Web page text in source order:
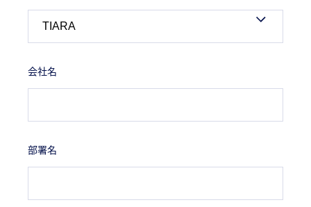
会社名
部署名